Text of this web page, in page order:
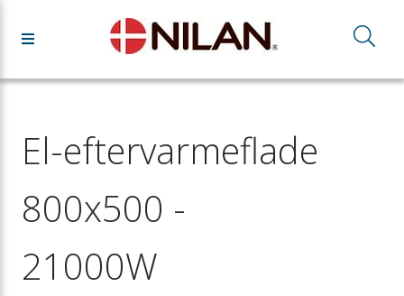
El-eftervarmeflade
800x500 -
21000W